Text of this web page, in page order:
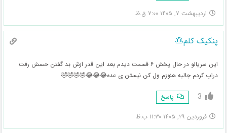
اردیبهشت ۷, ۱۴۰۵ ۷:۰۰ ق.ظ
پنکیک کلم🥞
این سریالو در حال پخش ۶ قسمت دیدم بعد این قدر ازش بد گفتن حسش رفت
دراپ کردم جالبه هنوزم ول کن نیستن ی عده😂😂😂🤣🤣🤣🤣
3 پاسخ
فروردین ۲۹, ۱۴۰۵ ۱۱:۳۰ ب.ظ